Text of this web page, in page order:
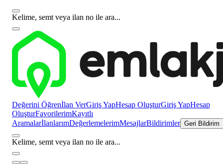
Kelime, semt veya ilan no ile ara...
Değerini Öğrenİlan VerGiriş YapHesap OluşturGiriş YapHesap
OluşturFavorilerimKayıtlı
AramalarİlanlarımDeğerlemelerimMesajlarBildirimler Geri Bildirim
Kelime, semt veya ilan no ile ara...